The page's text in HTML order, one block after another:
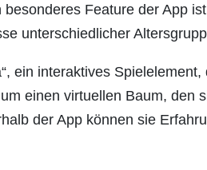
Feature der App
unterschiedlicher
ein interaktives
einen virtuellen Baum, den
der App können sie